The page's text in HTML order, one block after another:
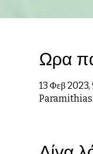
Ωρα
13 Φεβ
Paramithias